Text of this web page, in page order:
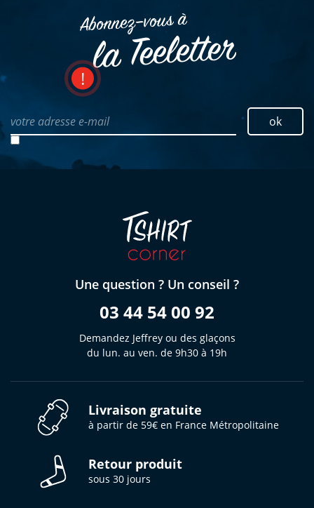
Abonnez–vous à
la Teeletter
votre adresse e-mail ok
Une question ? Un conseil ?
03 44 54 00 92
Demandez Jeffrey ou des glaçons
du lun. au ven. de 9h30 à 19h
Livraison gratuite
à partir de 59€ en France Métropolitaine
Retour produit
sous 30 jours